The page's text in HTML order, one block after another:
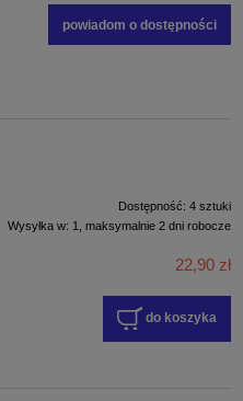
powiadom o dostępności
Dostępność: 4 sztuki
Wysyłka w: 1, maksymalnie 2 dni robocze
22,90 zł
do koszyka